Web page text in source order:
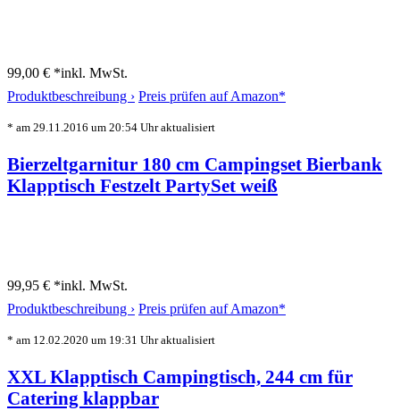
99,00 € *inkl. MwSt.
Produktbeschreibung › Preis prüfen auf Amazon*
* am 29.11.2016 um 20:54 Uhr aktualisiert
Bierzeltgarnitur 180 cm Campingset Bierbank
Klapptisch Festzelt PartySet weiß
99,95 € *inkl. MwSt.
Produktbeschreibung › Preis prüfen auf Amazon*
* am 12.02.2020 um 19:31 Uhr aktualisiert
XXL Klapptisch Campingtisch, 244 cm für
Catering klappbar